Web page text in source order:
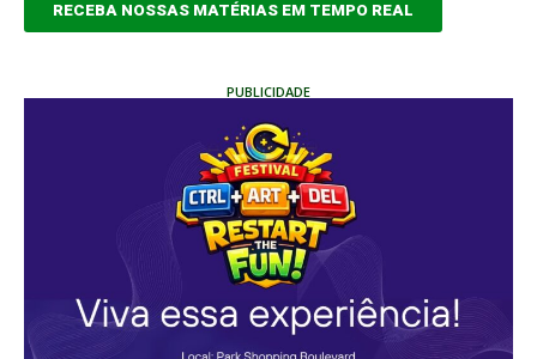
RECEBA NOSSAS MATÉRIAS EM TEMPO REAL
PUBLICIDADE